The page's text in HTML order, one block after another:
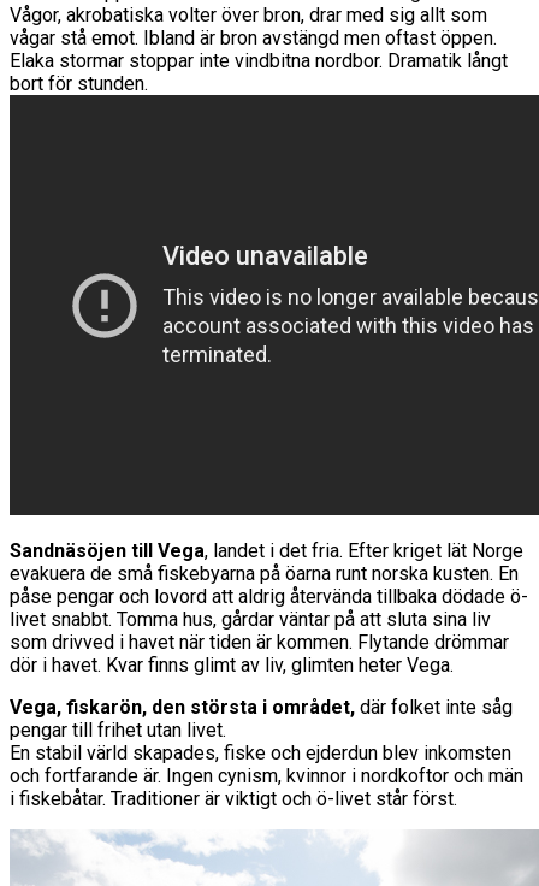
Vågor, akrobatiska volter över bron, drar med sig allt som
vågar stå emot. Ibland är bron avstängd men oftast öppen.
Elaka stormar stoppar inte vindbitna nordbor. Dramatik långt
bort för stunden.
Sandnäsöjen till Vega, landet i det fria. Efter kriget lät Norge
evakuera de små fiskebyarna på öarna runt norska kusten. En
påse pengar och lovord att aldrig återvända tillbaka dödade ö-
livet snabbt. Tomma hus, gårdar väntar på att sluta sina liv
som drivved i havet när tiden är kommen. Flytande drömmar
dör i havet. Kvar finns glimt av liv, glimten heter Vega.
Vega, fiskarön, den största i området, där folket inte såg
pengar till frihet utan livet.
En stabil värld skapades, fiske och ejderdun blev inkomsten
och fortfarande är. Ingen cynism, kvinnor i nordkoftor och män
i fiskebåtar. Traditioner är viktigt och ö-livet står först.